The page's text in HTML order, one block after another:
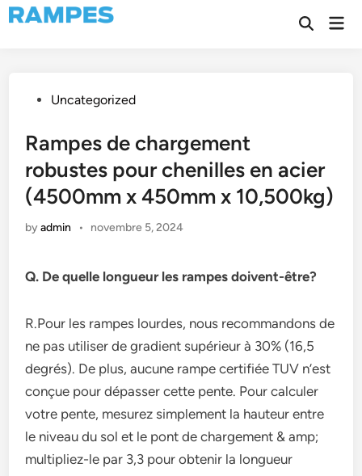
Skip
to
Open
PostedUncategorized
Rampes de chargement
robustes pour chenilles en acier
(4500mm x 450mm x 10,500kg)
byadmin • novembre 5, 2024
Q. De quelle longueur les rampes doivent-être?
R.Pour les rampes lourdes, nous recommandons de
ne pas utiliser de gradient supérieur à 30% (16,5
degrés). De plus, aucune rampe certifiée TUV n’est
conçue pour dépasser cette pente. Pour calculer
votre pente, mesurez simplement la hauteur entre
le niveau du sol et le pont de chargement & amp;
multipliez-le par 3,3 pour obtenir la longueur